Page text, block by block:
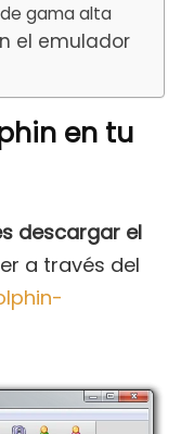
gama alta
el emulador
en tu
descargar el
a través del